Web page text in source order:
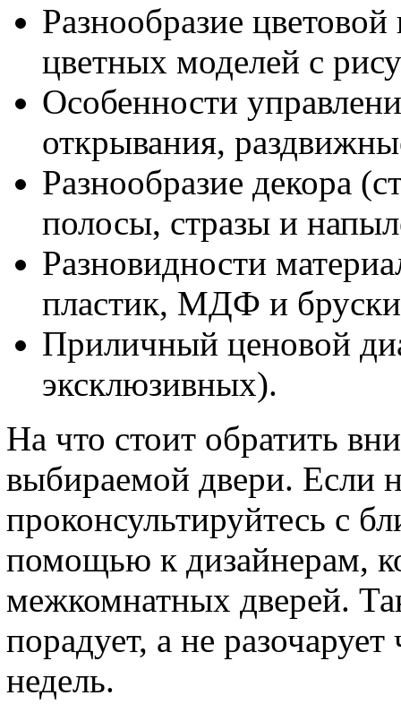
Разнообразие
цветных моделей с
Особенности
открывания,
Разнообразие декора
полосы, стразы и
Разновидности
пластик, МДФ и
Приличный ценовой
эксклюзивных).
На что стоит обратить
выбираемой двери. Если
проконсультируйтесь с
помощью к дизайнерам,
межкомнатных дверей.
порадует, а не
недель.